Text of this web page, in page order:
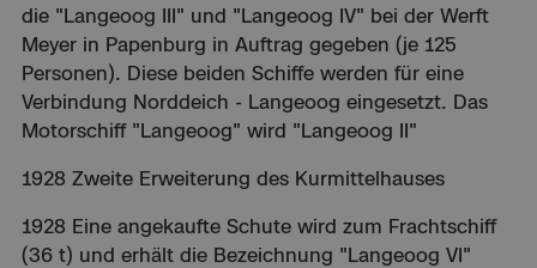
die "Langeoog III" und "Langeoog IV" bei der Werft
Meyer in Papenburg in Auftrag gegeben (je 125
Personen). Diese beiden Schiffe werden für eine
Verbindung Norddeich - Langeoog eingesetzt. Das
Motorschiff "Langeoog" wird "Langeoog II"
1928 Zweite Erweiterung des Kurmittelhauses
1928 Eine angekaufte Schute wird zum Frachtschiff
(36 t) und erhält die Bezeichnung "Langeoog VI"